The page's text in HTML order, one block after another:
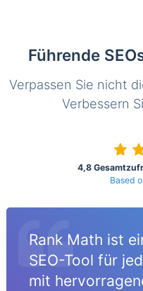
Führende
Verpassen Sie nicht
Verbessern
4,8
Based
Rank Math ist
SEO-Tool für
mit